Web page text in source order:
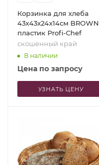
Корзинка для хлеба
43x43x24x14см BROWN
пластик Profi-Chef
скошенный край
В наличии
Цена по запросу
УЗНАТЬ ЦЕНУ